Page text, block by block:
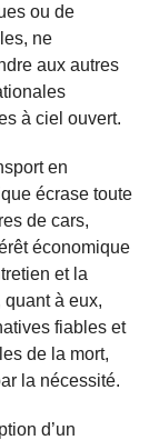
ou de
ne
aux autres
à ciel ouvert.
en
écrase toute
de cars,
économique
et la
à eux,
fiables et
de la mort,
la nécessité.
d’un